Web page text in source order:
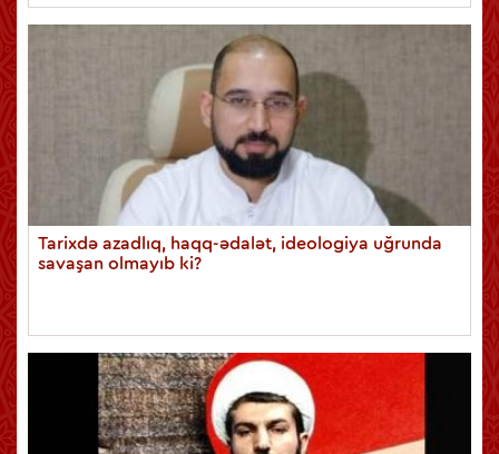
Tarixdə azadlıq, haqq-ədalət, ideologiya uğrunda
savaşan olmayıb ki?